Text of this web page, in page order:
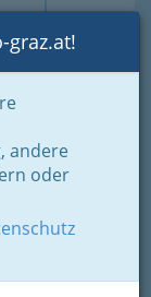
Toggle
graz.at!
andere
oder